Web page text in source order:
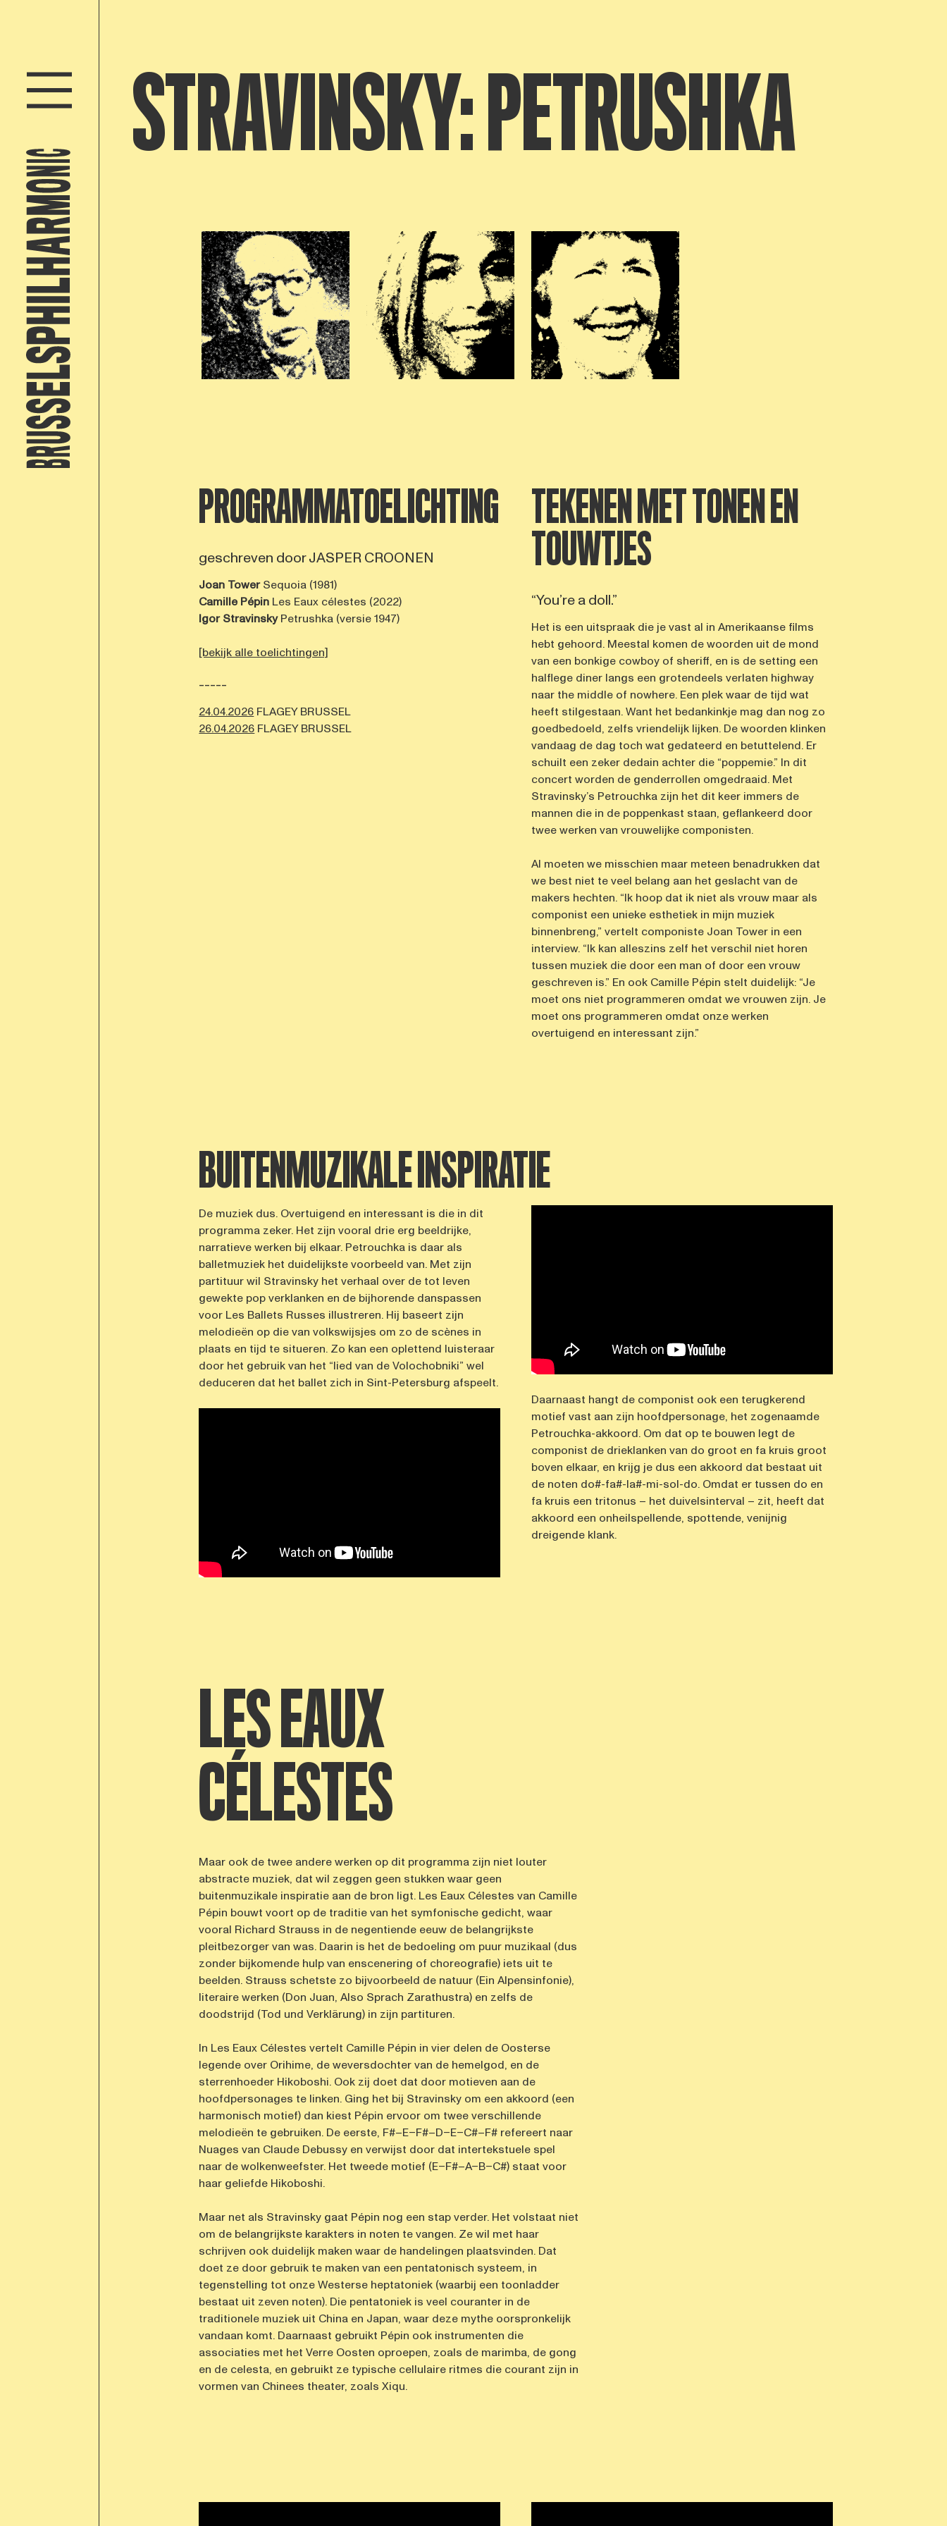
STRAVINSKY: PETRUSHKA
Open afbeelding in popup Open afbeelding in popup Open afbeelding in popup
PROGRAMMATOELICHTING
geschreven door JASPER CROONEN
Joan TowerSequoia (1981)
Camille Pépin Les Eaux célestes (2022)
Igor StravinskyPetrushka (versie 1947)
[bekijk alle toelichtingen]
-----
24.04.2026 FLAGEY BRUSSEL
26.04.2026 FLAGEY BRUSSEL
TEKENEN MET TONEN EN
TOUWTJES
“You’re a doll.”
Het is een uitspraak die je vast al in Amerikaanse films
hebt gehoord. Meestal komen de woorden uit de mond
van een bonkige cowboy of sheriff, en is de setting een
halflege diner langs een grotendeels verlaten highway
naar the middle of nowhere. Een plek waar de tijd wat
heeft stilgestaan. Want het bedankinkje mag dan nog zo
goedbedoeld, zelfs vriendelijk lijken. De woorden klinken
vandaag de dag toch wat gedateerd en betuttelend. Er
schuilt een zeker dedain achter die “poppemie.” In dit
concert worden de genderrollen omgedraaid. Met
Stravinsky’s Petrouchka zijn het dit keer immers de
mannen die in de poppenkast staan, geflankeerd door
twee werken van vrouwelijke componisten.
Al moeten we misschien maar meteen benadrukken dat
we best niet te veel belang aan het geslacht van de
makers hechten. “Ik hoop dat ik niet als vrouw maar als
componist een unieke esthetiek in mijn muziek
binnenbreng,” vertelt componiste Joan Tower in een
interview. “Ik kan alleszins zelf het verschil niet horen
tussen muziek die door een man of door een vrouw
geschreven is.” En ook Camille Pépin stelt duidelijk: “Je
moet ons niet programmeren omdat we vrouwen zijn. Je
moet ons programmeren omdat onze werken
overtuigend en interessant zijn.”
BUITENMUZIKALE INSPIRATIE
De muziek dus. Overtuigend en interessant is die in dit
programma zeker. Het zijn vooral drie erg beeldrijke,
narratieve werken bij elkaar. Petrouchka is daar als
balletmuziek het duidelijkste voorbeeld van. Met zijn
partituur wil Stravinsky het verhaal over de tot leven
gewekte pop verklanken en de bijhorende danspassen
voor Les Ballets Russes illustreren. Hij baseert zijn
melodieën op die van volkswijsjes om zo de scènes in
plaats en tijd te situeren. Zo kan een oplettend luisteraar
door het gebruik van het “lied van de Volochobniki” wel
deduceren dat het ballet zich in Sint-Petersburg afspeelt.
Daarnaast hangt de componist ook een terugkerend
motief vast aan zijn hoofdpersonage, het zogenaamde
Petrouchka-akkoord. Om dat op te bouwen legt de
componist de drieklanken van do groot en fa kruis groot
boven elkaar, en krijg je dus een akkoord dat bestaat uit
de noten do#-fa#-la#-mi-sol-do. Omdat er tussen do en
fa kruis een tritonus – het duivelsinterval – zit, heeft dat
akkoord een onheilspellende, spottende, venijnig
dreigende klank.
LES EAUX
CÉLESTES
Maar ook de twee andere werken op dit programma zijn niet louter
abstracte muziek, dat wil zeggen geen stukken waar geen
buitenmuzikale inspiratie aan de bron ligt. Les Eaux Célestes van Camille
Pépin bouwt voort op de traditie van het symfonische gedicht, waar
vooral Richard Strauss in de negentiende eeuw de belangrijkste
pleitbezorger van was. Daarin is het de bedoeling om puur muzikaal (dus
zonder bijkomende hulp van enscenering of choreografie) iets uit te
beelden. Strauss schetste zo bijvoorbeeld de natuur (Ein Alpensinfonie),
literaire werken (Don Juan, Also Sprach Zarathustra) en zelfs de
doodstrijd (Tod und Verklärung) in zijn partituren.
In Les Eaux Célestes vertelt Camille Pépin in vier delen de Oosterse
legende over Orihime, de weversdochter van de hemelgod, en de
sterrenhoeder Hikoboshi. Ook zij doet dat door motieven aan de
hoofdpersonages te linken. Ging het bij Stravinsky om een akkoord (een
harmonisch motief) dan kiest Pépin ervoor om twee verschillende
melodieën te gebruiken. De eerste, F#–E–F#–D–E–C#–F# refereert naar
Nuages van Claude Debussy en verwijst door dat intertekstuele spel
naar de wolkenweefster. Het tweede motief (E–F#–A–B–C#) staat voor
haar geliefde Hikoboshi.
Maar net als Stravinsky gaat Pépin nog een stap verder. Het volstaat niet
om de belangrijkste karakters in noten te vangen. Ze wil met haar
schrijven ook duidelijk maken waar de handelingen plaatsvinden. Dat
doet ze door gebruik te maken van een pentatonisch systeem, in
tegenstelling tot onze Westerse heptatoniek (waarbij een toonladder
bestaat uit zeven noten). Die pentatoniek is veel couranter in de
traditionele muziek uit China en Japan, waar deze mythe oorspronkelijk
vandaan komt. Daarnaast gebruikt Pépin ook instrumenten die
associaties met het Verre Oosten oproepen, zoals de marimba, de gong
en de celesta, en gebruikt ze typische cellulaire ritmes die courant zijn in
vormen van Chinees theater, zoals Xiqu.